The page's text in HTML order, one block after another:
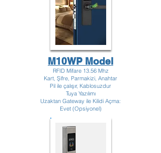
M10WP Model
RFID Mifare 13.56 Mhz
Kart, Şifre, Parmakizi, Anahtar
Pil ile çalışır, Kablosuzdur
Tuya Yazılımı
Uzaktan Gateway ile Kilidi Açma:
Evet (Opsiyonel)